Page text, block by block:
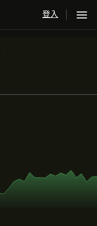
登入